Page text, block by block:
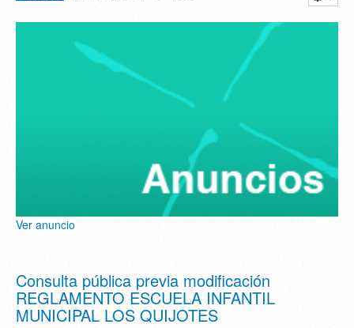
Ver anuncio
Consulta pública previa modificación
REGLAMENTO ESCUELA INFANTIL
MUNICIPAL LOS QUIJOTES